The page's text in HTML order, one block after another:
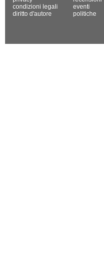
condizioni legali
diritto d'autore
eventi
politiche